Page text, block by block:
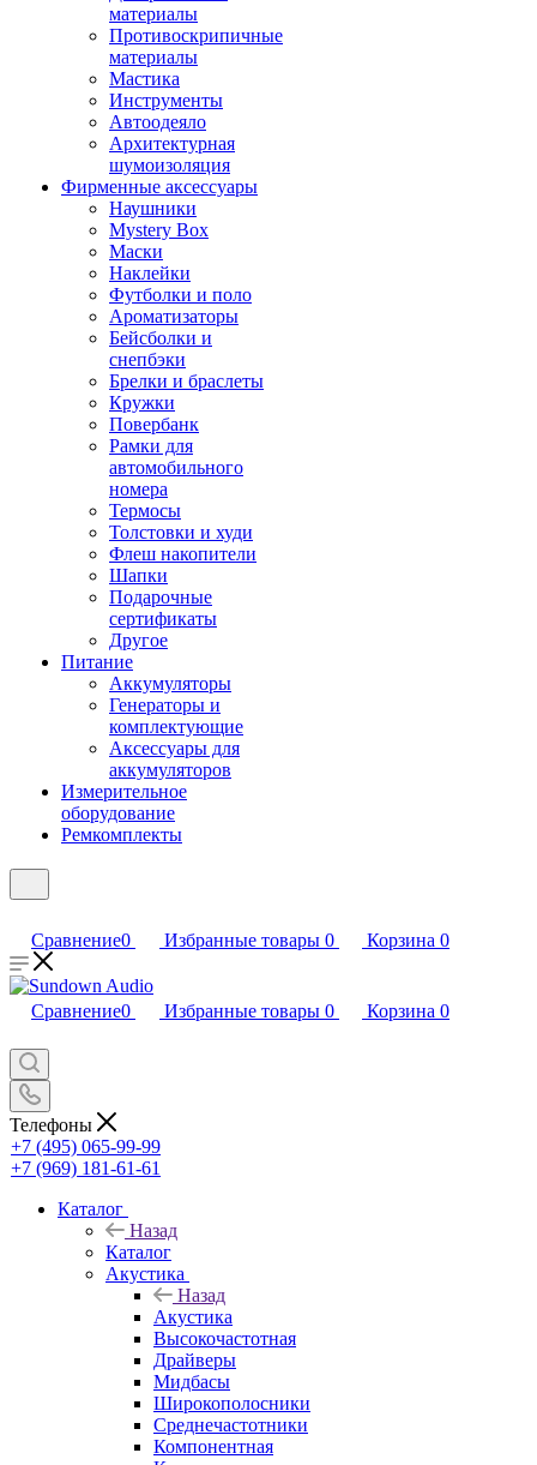
материалы
Противоскрипичные
материалы
Мастика
Инструменты
Автоодеяло
Архитектурная
шумоизоляция
Фирменные аксессуары
Наушники
Mystery Box
Маски
Наклейки
Футболки и поло
Ароматизаторы
Бейсболки и
снепбэки
Брелки и браслеты
Кружки
Повербанк
Рамки для
автомобильного
номера
Термосы
Толстовки и худи
Флеш накопители
Шапки
Подарочные
сертификаты
Другое
Питание
Аккумуляторы
Генераторы и
комплектующие
Аксессуары для
аккумуляторов
Измерительное
оборудование
Ремкомплекты
Сравнение0 Избранные товары 0 Корзина 0
Сравнение0 Избранные товары 0 Корзина 0
Телефоны
+7 (495) 065-99-99
+7 (969) 181-61-61
Каталог
Назад
Каталог
Акустика
Назад
Акустика
Высокочастотная
Драйверы
Мидбасы
Широкополосники
Среднечастотники
Компонентная